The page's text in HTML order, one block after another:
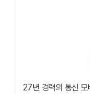
27년 경력의 통신 모